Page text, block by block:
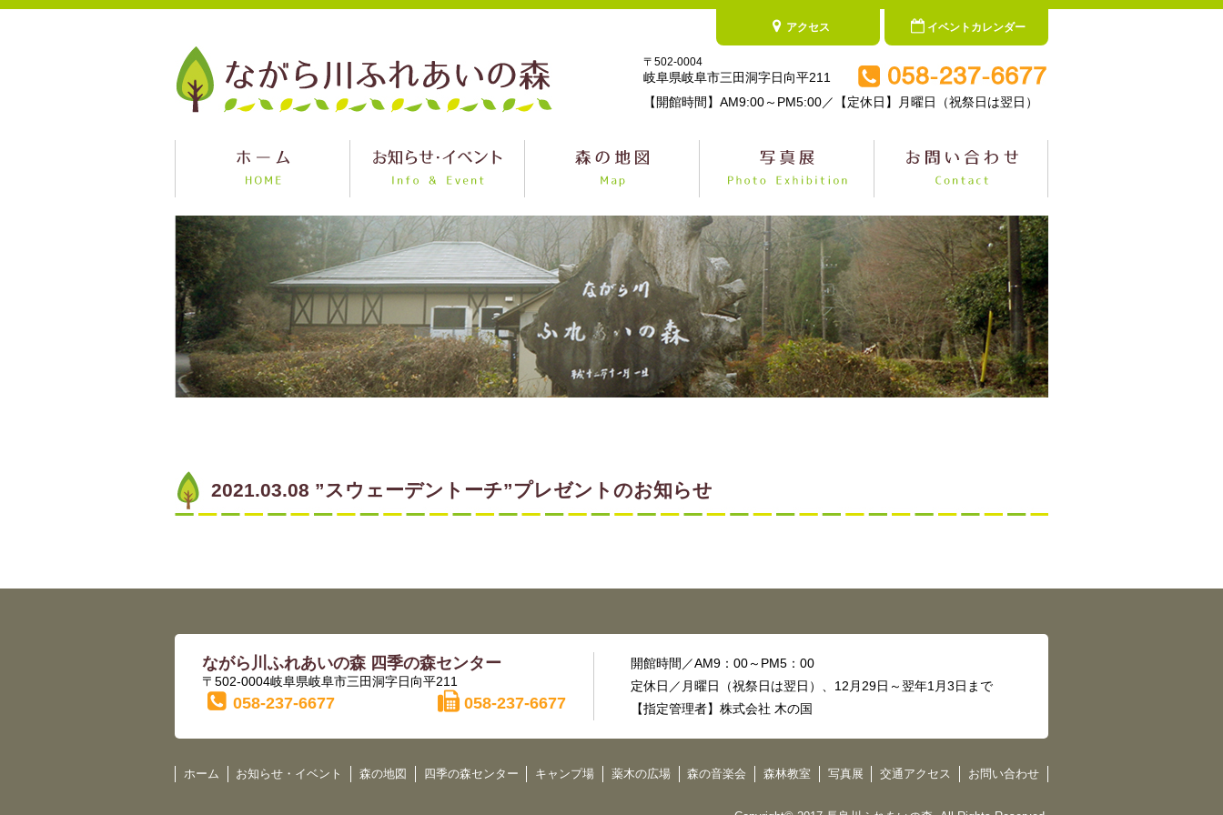
イベントカレンダー
アクセス
〒502-0004
岐阜県岐阜市三田洞字日向平211
【開館時間】AM9:00～PM5:00／【定休日】月曜日（祝祭日は翌日）
2021.03.08 ”スウェーデントーチ”プレゼントのお知らせ
ながら川ふれあいの森 四季の森センター
〒502-0004岐阜県岐阜市三田洞字日向平211
058-237-6677 058-237-6677
開館時間／AM9：00～PM5：00
定休日／月曜日（祝祭日は翌日）、12月29日～翌年1月3日まで
【指定管理者】株式会社 木の国
ホーム お知らせ・イベント 森の地図 四季の森センター キャンプ場 薬木の広場 森の音楽会 森林教室 写真展 交通アクセス お問い合わせ